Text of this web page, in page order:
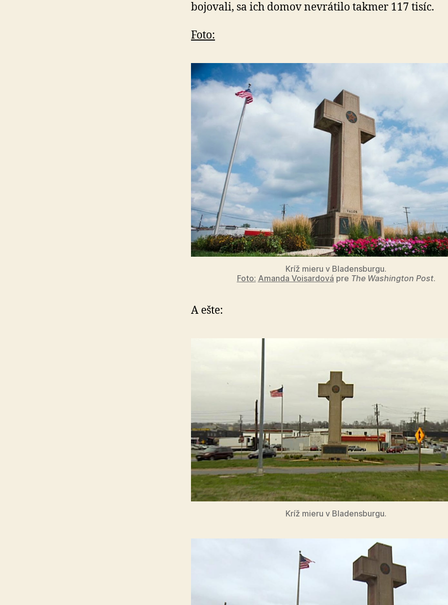
bojovali, sa ich domov nevrátilo takmer 117 tisíc.
Foto:
Kríž mieru v Bladensburgu.
Foto: Amanda Voisardová pre The Washington Post.
A ešte:
Kríž mieru v Bladensburgu.